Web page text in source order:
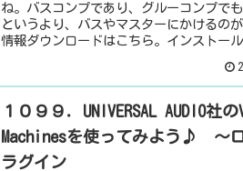
ね。バスコンプであり、グルーコンプで
というより、バスやマスターにかけるの
情報ダウンロードはこちら。インストー
１０９９．UNIVERSAL AUDIO社
Machinesを使ってみよう♪ ～
ラグイン